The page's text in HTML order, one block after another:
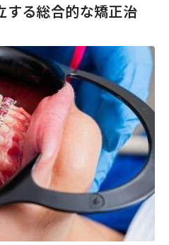
する総合的な矯正治